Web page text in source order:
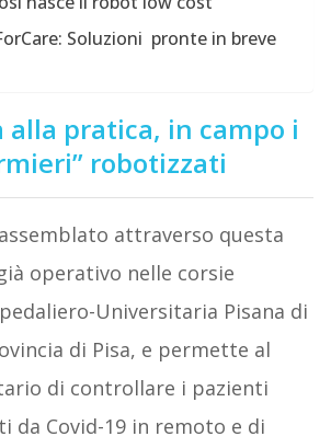
Soluzioni pronte in breve
alla pratica, in campo i
robotizzati
attraverso questa
operativo nelle corsie
Universitaria Pisana di
di Pisa, e permette al
di controllare i pazienti
da Covid-19 in remoto e di